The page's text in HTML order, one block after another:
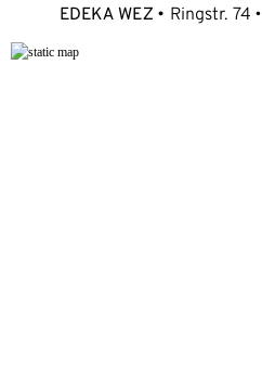
EDEKA WEZ Ringstr. 74